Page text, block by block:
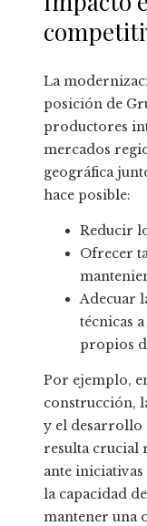
La
posición de
productores
mercados
geográfica
hace posible:
Reducir
Ofrecer
Adecuar
técnicas
propios
Por ejemplo,
construcción,
y el desarrollo
resulta crucial
ante iniciativas
la capacidad
mantener una